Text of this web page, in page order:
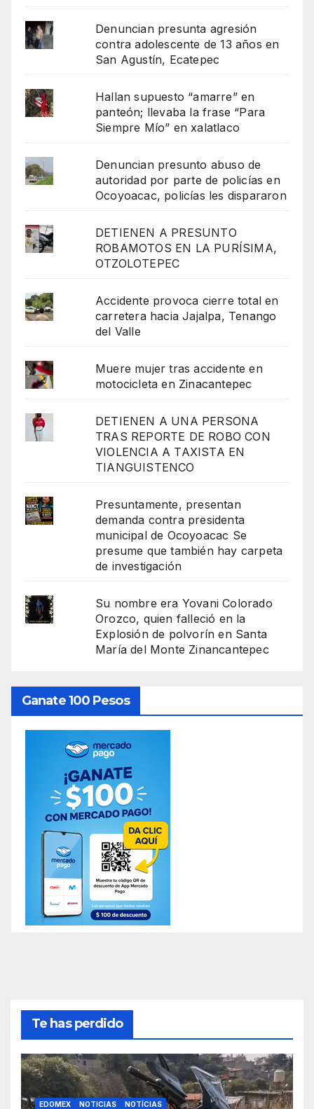
Denuncian presunta agresión
contra adolescente de 13 años en
San Agustín, Ecatepec
Hallan supuesto “amarre” en
panteón; llevaba la frase “Para
Siempre Mío” en xalatlaco
Denuncian presunto abuso de
autoridad por parte de policías en
Ocoyoacac, policías les dispararon
DETIENEN A PRESUNTO
ROBAMOTOS EN LA PURÍSIMA,
OTZOLOTEPEC
Accidente provoca cierre total en
carretera hacia Jajalpa, Tenango
del Valle
Muere mujer tras accidente en
motocicleta en Zinacantepec
DETIENEN A UNA PERSONA
TRAS REPORTE DE ROBO CON
VIOLENCIA A TAXISTA EN
TIANGUISTENCO
Presuntamente, presentan
demanda contra presidenta
municipal de Ocoyoacac Se
presume que también hay carpeta
de investigación
Su nombre era Yovani Colorado
Orozco, quien falleció en la
Explosión de polvorín en Santa
María del Monte Zinancantepec
Ganate 100 Pesos
Te has perdido
EDOMEX NOTICIAS NOTÍCIAS